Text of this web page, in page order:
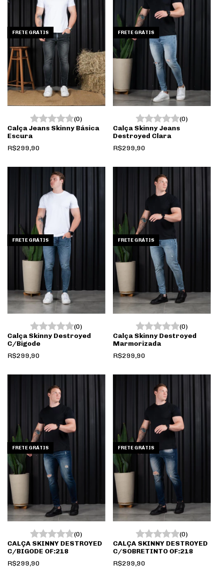
Essa resposta foi útil para você? 17
Maykel Resco
"Minhas bermudas chegaram hoje, e não poderia
deixar de vir aqui falar o quanto fiquei satisfeito.
Peças lindas, acabamento perfeito, e o melhor,
caíram como uma luva, parece que foram feitas
sob medida para mim. Parabéns @cauntjeans"
Essa resposta foi útil para você? 13
Rosivaldo Nobre
"Não tenho condição de comprar toda vida, mas
sempre que dá compro calças da Caunt porque
são as melhores, sem dúvida. São confortáveis
demais, sem contar que deixam o cara bonito e
bem vestido, viu? Pense"
Essa resposta foi útil para você? 14
Ver mais.
FRETE GRÁTIS
(0)
Calça Jeans Skinny Básica
Escura
R$299,90
FRETE GRÁTIS
(0)
Calça Skinny Jeans
Destroyed Clara
R$299,90
FRETE GRÁTIS
(0)
Calça Skinny Destroyed
C/Bigode
R$299,90
FRETE GRÁTIS
(0)
Calça Skinny Destroyed
Marmorizada
R$299,90
FRETE GRÁTIS
(0)
CALÇA SKINNY DESTROYED
C/BIGODE OF:218
R$299,90
FRETE GRÁTIS
(0)
CALÇA SKINNY DESTROYED
C/SOBRETINTO OF:218
R$299,90